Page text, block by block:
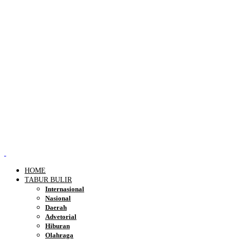
HOME
TABUR BULIR
Internasional
Nasional
Daerah
Advetorial
Hiburan
Olahraga